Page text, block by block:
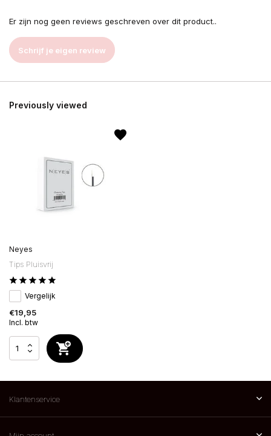
Er zijn nog geen reviews geschreven over dit product..
Schrijf je eigen review
Previously viewed
Neyes
Tips Pluisvrij
Vergelijk
€19,95
Incl. btw
Klantenservice